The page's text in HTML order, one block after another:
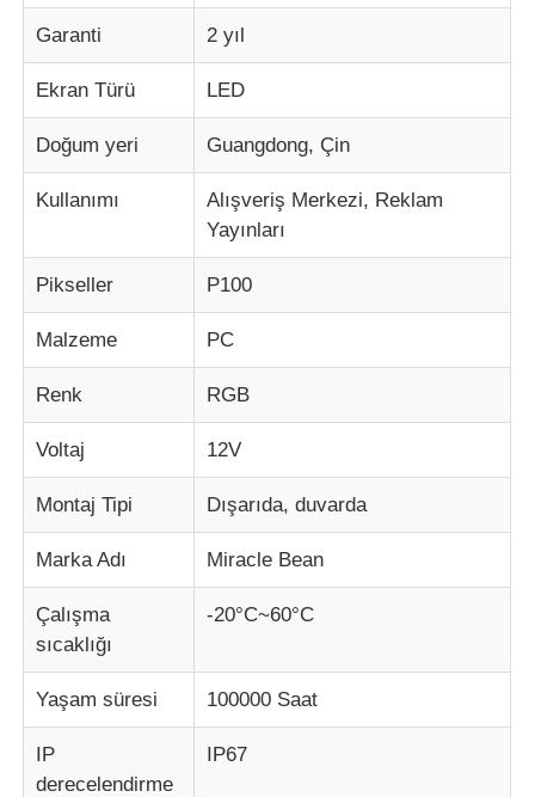
Ana Sayfa
Ürünler
Hakkımızda
Fabrika turu
Kalite kontrolü
Bize Ulaşın
Haberler
Tüm servis talepleri
Bir İndirim İste
LED örgü ekran
Garanti 2 yıl
Ekran Türü LED
Doğum yeri Guangdong, Çin
Kullanımı
Alışveriş Merkezi, Reklam
Yayınları
Pikseller P100
Malzeme PC
Renk RGB
Voltaj 12V
Montaj Tipi Dışarıda, duvarda
Marka Adı Miracle Bean
Çalışma
sıcaklığı
-20°C~60°C
Yaşam süresi 100000 Saat
IP
derecelendirme
IP67